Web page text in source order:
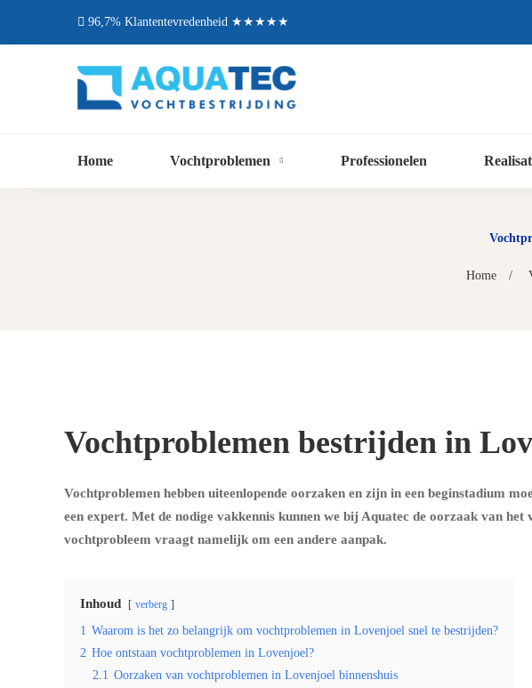
96,7% Klantentevredenheid ★★★★★
Home Vochtproblemen Professionelen
Home
Vochtproblemen bestrijden in
Vochtproblemen hebben uiteenlopende oorzaken en zijn in een beginstadium
een expert. Met de nodige vakkennis kunnen we bij Aquatec de oorzaak van
vochtprobleem vraagt namelijk om een andere aanpak.
Inhoud verberg
1 Waarom is het zo belangrijk om vochtproblemen in Lovenjoel snel te bestrijden?
2 Hoe ontstaan vochtproblemen in Lovenjoel?
2.1 Oorzaken van vochtproblemen in Lovenjoel binnenshuis